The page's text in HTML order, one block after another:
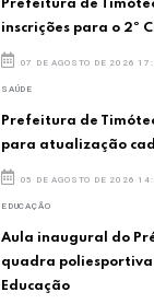
Prefeitura de
inscrições para o 2º
07 DE AGOSTO DE 2026
SAÚDE
Prefeitura de
para atualização
05 DE AGOSTO DE 2026
EDUCAÇÃO
Aula inaugural do
quadra
Educação